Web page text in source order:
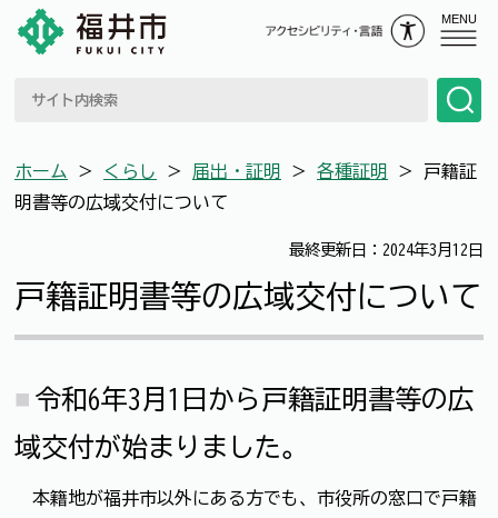
MENU
ホーム ＞ くらし ＞ 届出・証明 ＞ 各種証明 ＞ 戸籍証
明書等の広域交付について
最終更新日：2024年3月12日
戸籍証明書等の広域交付について
令和6年3月1日から戸籍証明書等の広
域交付が始まりました。
本籍地が福井市以外にある方でも、市役所の窓口で戸籍